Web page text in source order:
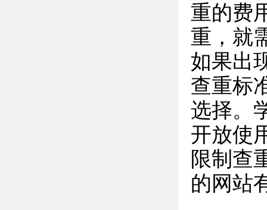
重的费
重，就
如果出
查重标
选择。
开放使
限制查
的网站